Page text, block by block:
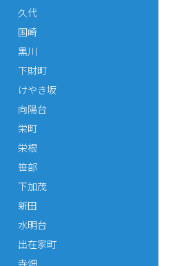
久代
国崎
黒川
下財町
けやき坂
向陽台
栄町
栄根
笹部
下加茂
新田
水明台
出在家町